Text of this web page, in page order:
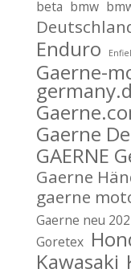
beta bmw
Enduro
Gaerne-
Gaerne
GAERNE
Gaerne
gaerne
Gaerne neu
Goretex
Kawasaki